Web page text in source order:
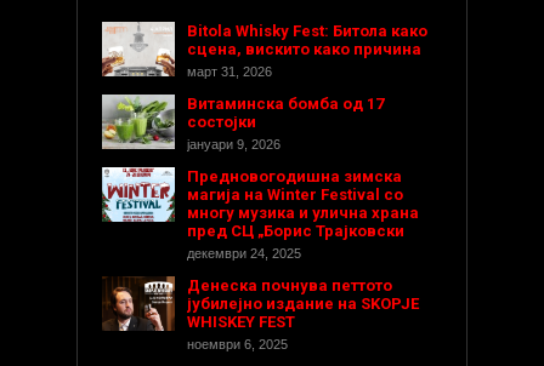
Bitola Whisky Fest: Битола како
сцена, вискито како причина
март 31, 2026
Витаминска бомба од 17
состојки
јануари 9, 2026
Предновогодишнa зимска
магија на Winter Festival со
многу музика и улична храна
пред СЦ „Борис Трајковски
декември 24, 2025
Денеска почнува петтото
јубилејно издание на SKOPJE
WHISKEY FEST
ноември 6, 2025